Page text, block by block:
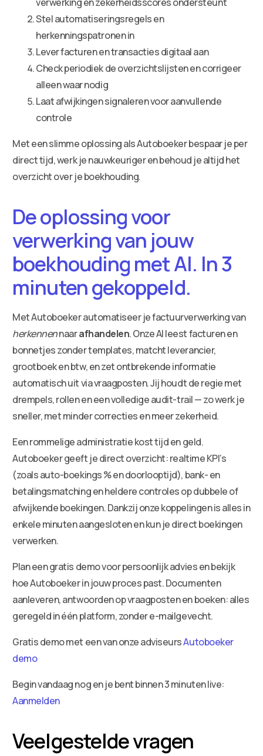
Stel automatiseringsregels en
herkenningspatronen in
Lever facturen en transacties digitaal aan
Check periodiek de overzichtslijsten en corrigeer
alleen waar nodig
Laat afwijkingen signaleren voor aanvullende
controle
Met een slimme oplossing als Autoboeker bespaar je per
direct tijd, werk je nauwkeuriger en behoud je altijd het
overzicht over je boekhouding.
De oplossing voor
verwerking van jouw
boekhouding met AI. In 3
minuten gekoppeld.
Met Autoboeker automatiseer je factuurverwerking van
herkennennaarafhandelen. Onze AI leest facturen en
bonnetjes zonder templates, matcht leverancier,
grootboek en btw, en zet ontbrekende informatie
automatisch uit via vraagposten. Jij houdt de regie met
drempels, rollen en een volledige audit-trail — zo werk je
sneller, met minder correcties en meer zekerheid.
Een rommelige administratie kost tijd en geld.
Autoboeker geeft je direct overzicht: realtime KPI’s
(zoals auto-boekings % en doorlooptijd), bank- en
betalingsmatching en heldere controles op dubbele of
afwijkende boekingen. Dankzij onze koppelingen is alles in
enkele minuten aangesloten en kun je direct boekingen
verwerken.
Plan een gratis demo voor persoonlijk advies en bekijk
hoe Autoboeker in jouw proces past. Documenten
aanleveren, antwoorden op vraagposten en boeken: alles
geregeld in één platform, zonder e-mailgevecht.
Gratis demo met een van onze adviseursAutoboeker
demo
Begin vandaag nog en je bent binnen 3 minuten live:
Aanmelden
Veelgestelde vragen